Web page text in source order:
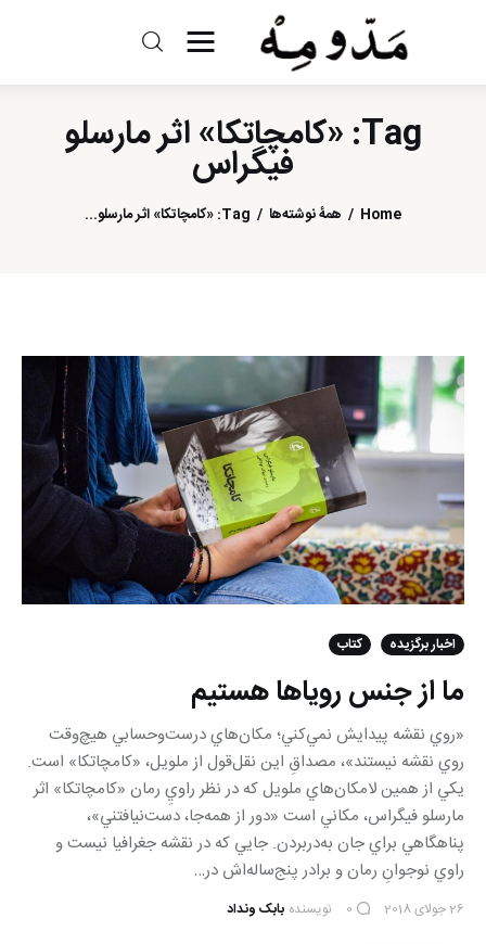
Tag: «كامچاتكا» اثر مارسلو
فيگراس
Home همهٔ نوشته‌ها Tag: «كامچاتكا» اثر مارسلو...
مد و مه
ادبیات
سینما
درباره ما
اخبار برگزیده کتاب
ما از جنس روياها هستیم
«روي نقشه پيدايش نمي‌كني؛ مكان‌هاي درست‌وحسابي هيچ‌وقت
روي نقشه نيستند»، مصداقِ اين نقل‌قول از ملويل، «كامچاتكا» است.
يكي از همين لامكان‌هاي ملويل كه در نظر راويِ رمان «كامچاتكا» اثر
مارسلو فيگراس، مكاني است «دور از همه‌جا، دست‌نيافتني»،
پناهگاهي براي جان به‌دربردن. جايي که در نقشه جغرافيا نيست و
راوي نوجوانِ رمان و برادر پنج‌ساله‌اش در…
26 جولای 2018 0 نویسنده بابک ونداد